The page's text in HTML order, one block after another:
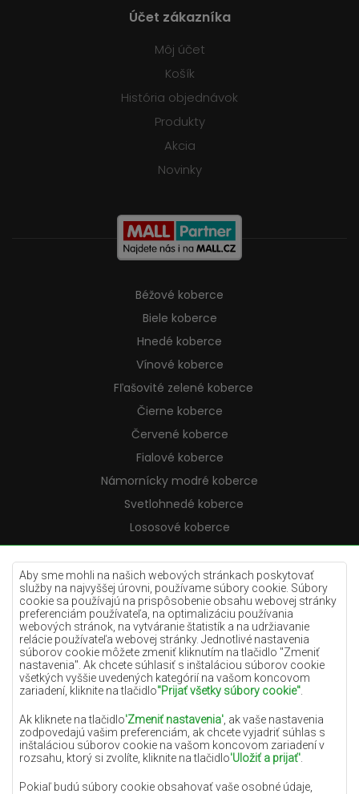
Aby sme mohli na našich webových stránkach poskytovať
služby na najvyššej úrovni, používame súbory cookie. Súbory
cookie sa používajú na prispôsobenie obsahu webovej stránky
preferenciám používateľa, na optimalizáciu používania
webových stránok, na vytváranie štatistík a na udržiavanie
relácie používateľa webovej stránky. Jednotlivé nastavenia
súborov cookie môžete zmeniť kliknutím na tlačidlo "Zmeniť
nastavenia". Ak chcete súhlasiť s inštaláciou súborov cookie
všetkých vyššie uvedených kategórií na vašom koncovom
zariadení, kliknite na tlačidlo"Prijať všetky súbory cookie"
Ak kliknete na tlačidlo'Zmeniť nastavenia' , ak vaše nastavenia
zodpovedajú vašim preferenciám, ak chcete vyjadriť súhlas s
inštaláciou súborov cookie na vašom koncovom zariadení v
rozsahu, ktorý si zvolíte, kliknite na tlačidlo'Uložiť a prijať'
Pokiaľ budú súbory cookie obsahovať vaše osobné údaje,
Účet zákazníka
Môj účet
Košík
História objednávok
Produkty
Akcia
Novinky
Béžové koberce
Biele koberce
Hnedé koberce
Vínové koberce
Fľašovité zelené koberce
Čierne koberce
Červené koberce
Fialové koberce
Námornícky modré koberce
Svetlohnedé koberce
Lososové koberce
Krémové koberce
Lilac koberce
Žlté koberce
Mätové koberce
Modré koberce
Oranžové koberce
Ružové koberce
Šedé koberce
Terakotové koberce
Zelené koberce
Zlaté koberce